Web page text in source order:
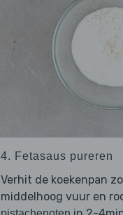
4. Fetasaus pureren
Verhit de koekenpan
middelhoog vuur en